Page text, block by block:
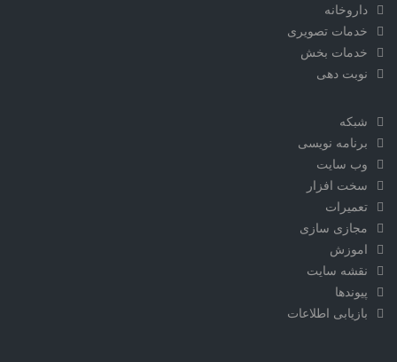
داروخانه
خدمات تصویری
خدمات بخش
نوبت دهی
شبکه
برنامه نویسی
وب سایت
سخت افزار
تعمیرات
مجازی سازی
اموزش
نقشه سایت
پیوندها
بازیابی اطلاعات